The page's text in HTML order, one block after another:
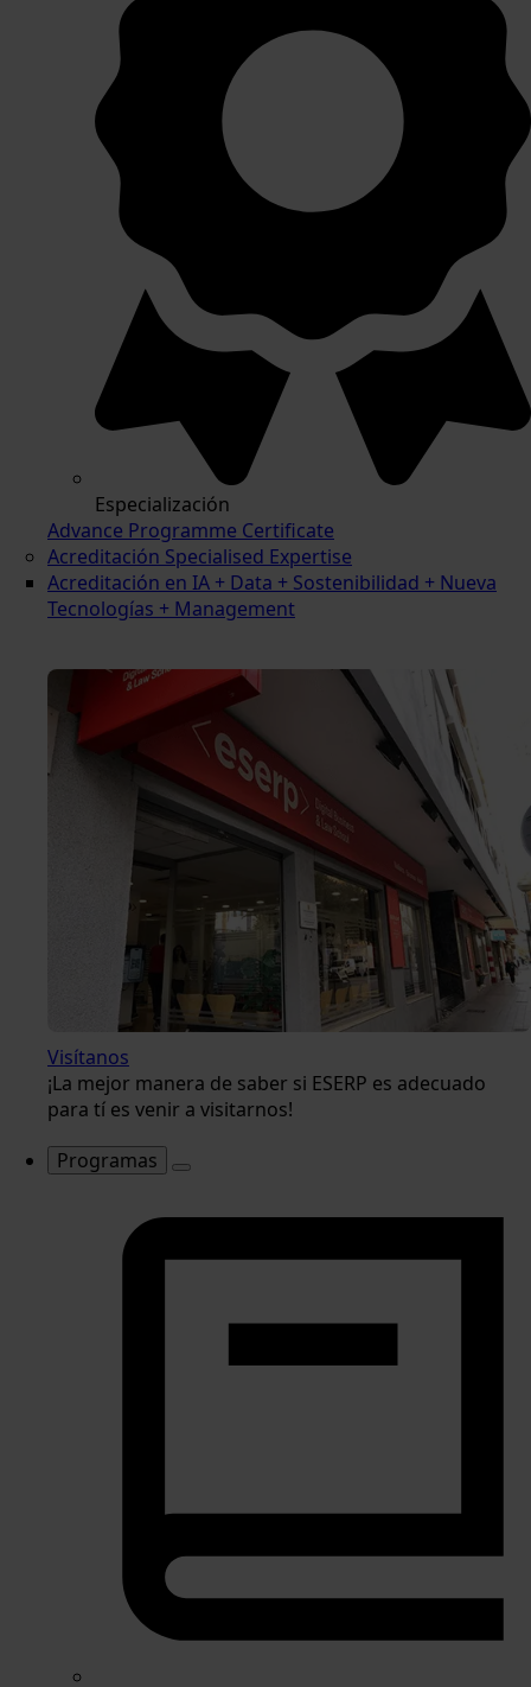
Especialización
Advance Programme Certificate
Acreditación Specialised Expertise
Acreditación en IA + Data + Sostenibilidad + Nueva
Tecnologías + Management
Visítanos
¡La mejor manera de saber si ESERP es adecuado
para tí es venir a visitarnos!
Programas